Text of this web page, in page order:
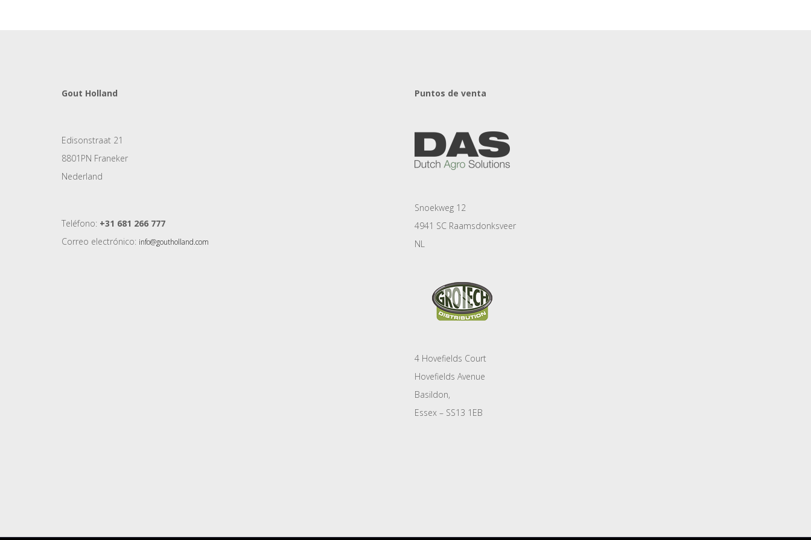
Gout Holland
Edisonstraat 21
8801PN Franeker
Nederland
Teléfono: +31 681 266 777
Correo electrónico: info@goutholland.com
Puntos de venta
Snoekweg 12
4941 SC Raamsdonksveer
NL
4 Hovefields Court
Hovefields Avenue
Basildon,
Essex – SS13 1EB